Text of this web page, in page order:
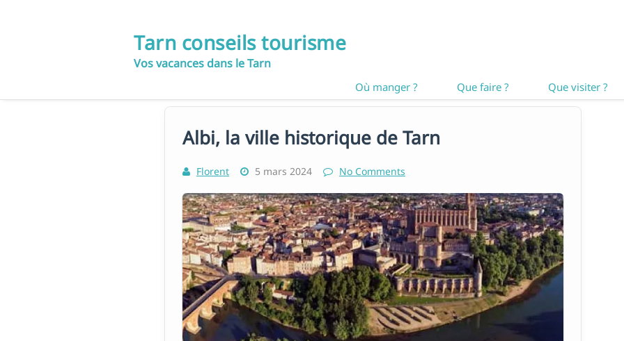
Tarn conseils tourisme
Vos vacances dans le Tarn
Où manger ? Que faire ? Que visiter ?
Albi, la ville historique de Tarn
Florent 5 mars 2024 No Comments